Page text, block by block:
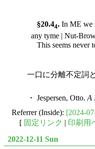
§20.44. In ME we
any tyme | Nut-
This seems never
一口に分離不定詞
・ Jespersen, Otto. A
Referrer (Inside): [2024-
[ 固定リンク | 印刷用
2022-12-11 Sun